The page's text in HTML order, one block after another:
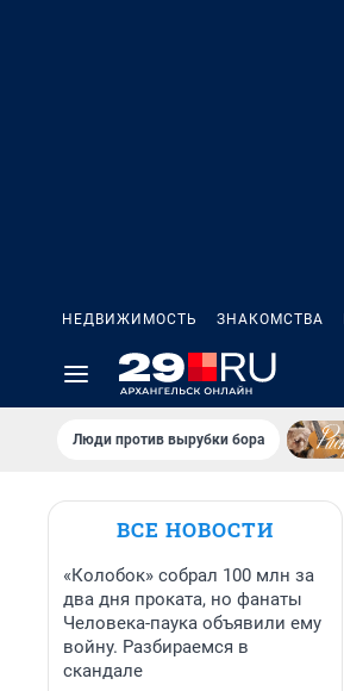
НЕДВИЖИМОСТЬ ЗНАКОМСТВА
Люди против вырубки бора
ВСЕ НОВОСТИ
«Колобок» собрал 100 млн за
два дня проката, но фанаты
Человека-паука объявили ему
войну. Разбираемся в
скандале